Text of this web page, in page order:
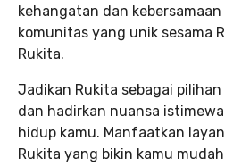
kehangatan dan
komunitas yang unik sesama
Rukita.
Jadikan Rukita sebagai
dan hadirkan nuansa
hidup kamu. Manfaatkan
Rukita yang bikin kamu